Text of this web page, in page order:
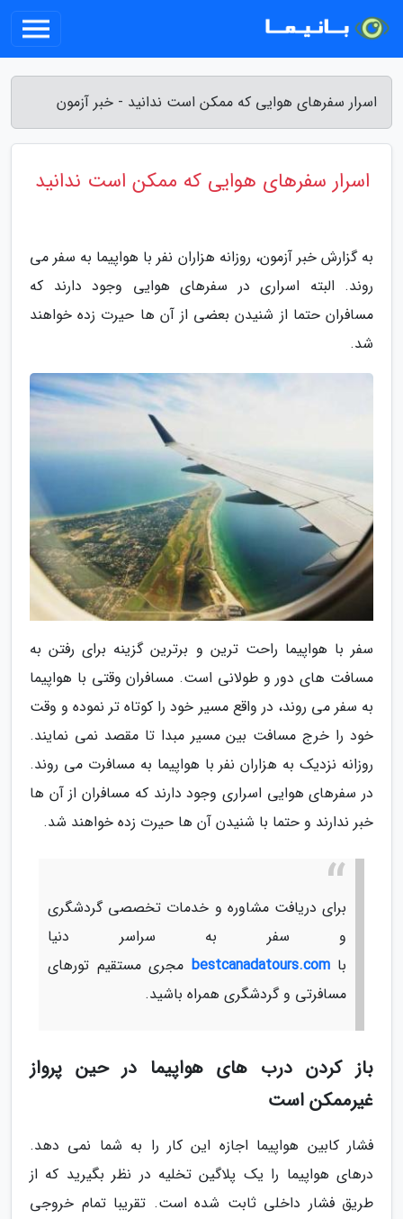
اسرار سفرهای هوایی که ممکن است ندانید - خبر آزمون
اسرار سفرهای هوایی که ممکن است ندانید
به گزارش خبر آزمون، روزانه هزاران نفر با هواپیما به سفر می
روند. البته اسراری در سفرهای هوایی وجود دارند که
مسافران حتما از شنیدن بعضی از آن ها حیرت زده خواهند
شد.
سفر با هواپیما راحت ترین و برترین گزینه برای رفتن به
مسافت های دور و طولانی است. مسافران وقتی با هواپیما
به سفر می روند، در واقع مسیر خود را کوتاه تر نموده و وقت
خود را خرج مسافت بین مسیر مبدا تا مقصد نمی نمایند.
روزانه نزدیک به هزاران نفر با هواپیما به مسافرت می روند.
در سفرهای هوایی اسراری وجود دارند که مسافران از آن ها
خبر ندارند و حتما با شنیدن آن ها حیرت زده خواهند شد.
برای دریافت مشاوره و خدمات تخصصی گردشگری
و سفر به سراسر دنیا
باbestcanadatours.com مجری مستقیم تورهای
مسافرتی و گردشگری همراه باشید.
باز کردن درب های هواپیما در حین پرواز
غیرممکن است
فشار کابین هواپیما اجازه این کار را به شما نمی دهد.
درهای هواپیما را یک پلاگین تخلیه در نظر بگیرید که از
طریق فشار داخلی ثابت شده است. تقریبا تمام خروجی